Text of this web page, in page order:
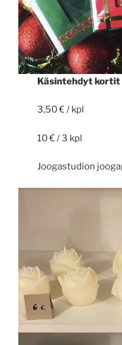
Käsintehdyt kortit
3,50 € / kpl
10 € / 3 kpl
Joogastudion